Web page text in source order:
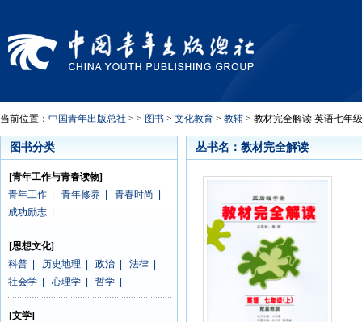
当前位置： 中国青年出版总社 > > 图书 > 文化教育 > 教辅 > 教材完全解读 英语七年
图书分类
[青年工作与青春读物]
青年工作
青年修养 青春时尚
成功励志
[思想文化]
科普
历史地理 政治 法律
社会学
心理学 哲学
[文学]
丛书名：教材完全解读